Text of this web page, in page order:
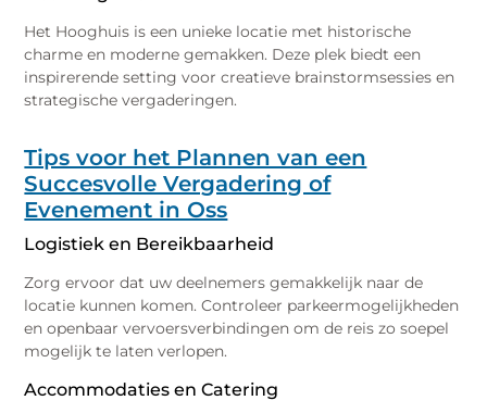
Het Hooghuis is een unieke locatie met historische
charme en moderne gemakken. Deze plek biedt een
inspirerende setting voor creatieve brainstormsessies en
strategische vergaderingen.
Tips voor het Plannen van een
Succesvolle Vergadering of
Evenement in Oss
Logistiek en Bereikbaarheid
Zorg ervoor dat uw deelnemers gemakkelijk naar de
locatie kunnen komen. Controleer parkeermogelijkheden
en openbaar vervoersverbindingen om de reis zo soepel
mogelijk te laten verlopen.
Accommodaties en Catering